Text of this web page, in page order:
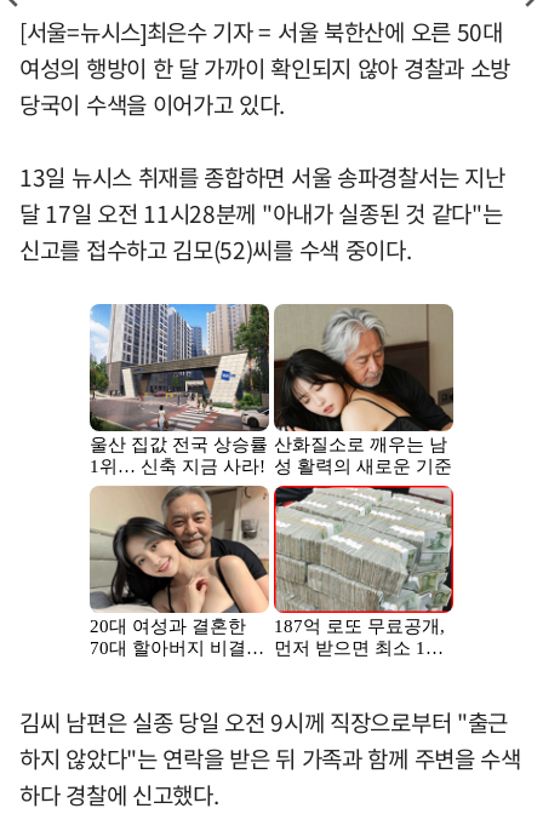
[서울=뉴시스]최은수 기자 = 서울 북한산에 오른 50대
여성의 행방이 한 달 가까이 확인되지 않아 경찰과 소방
당국이 수색을 이어가고 있다.
13일 뉴시스 취재를 종합하면 서울 송파경찰서는 지난
달 17일 오전 11시28분께 "아내가 실종된 것 같다"는
신고를 접수하고 김모(52)씨를 수색 중이다.
김씨 남편은 실종 당일 오전 9시께 직장으로부터 "출근
하지 않았다"는 연락을 받은 뒤 가족과 함께 주변을 수색
하다 경찰에 신고했다.